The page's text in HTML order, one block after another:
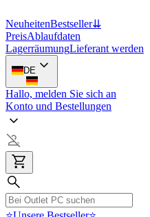
NeuheitenBestseller⇊
PreisAblaufdaten
LagerräumungLieferant werden
DE
Hallo, melden Sie sich an
Konto und Bestellungen